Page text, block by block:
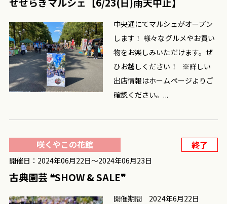
中央通にてマルシェがオープン
します！ 様々なグルメやお買い
物をお楽しみいただけます。ぜ
ひお越しください！ ※詳しい
出店情報はホームページよりご
確認ください。...
開催期間 2024年6月22日
咲くやこの花館 終了
開催日：2024年06月22日〜2024年06月23日
古典園芸 ❝SHOW & SALE❞